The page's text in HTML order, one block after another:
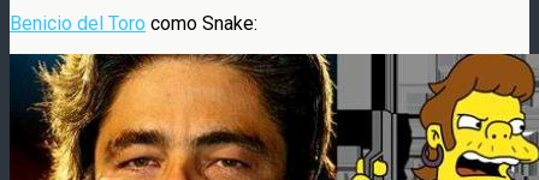
Benicio del Toro como Snake: